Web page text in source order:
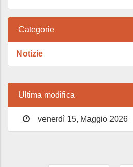
Categorie
Notizie
Ultima modifica
venerdì 15, Maggio 2026